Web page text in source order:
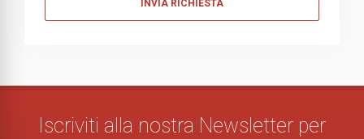
Iscriviti alla nostra Newsletter per